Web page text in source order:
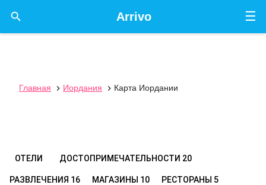
☰
Arrivo

Главная  Иордания  Карта Иордании
ОТЕЛИ ДОСТОПРИМЕЧАТЕЛЬНОСТИ 20
РАЗВЛЕЧЕНИЯ 16 МАГАЗИНЫ 10 РЕСТОРАНЫ 5